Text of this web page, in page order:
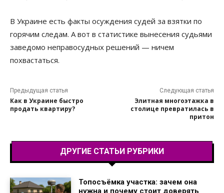
В Украине есть факты осуждения судей за взятки по
горячим следам. А вот в статистике вынесения судьями
заведомо неправосудных решений — ничем
похвастаться.
Предыдущая статья
Как в Украине быстро
продать квартиру?
Следующая статья
Элитная многоэтажка в
столице превратилась в
притон
ДРУГИЕ СТАТЬИ РУБРИКИ
Топосъёмка участка: зачем она
нужна и почему стоит доверять